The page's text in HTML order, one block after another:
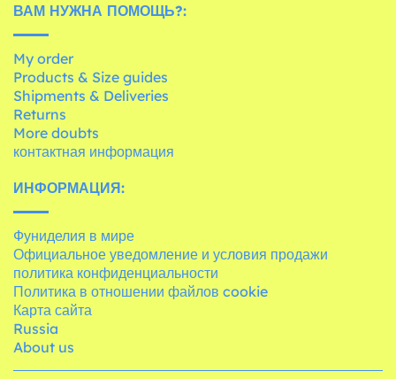
ВАМ НУЖНА ПОМОЩЬ?:
My order
Products & Size guides
Shipments & Deliveries
Returns
More doubts
контактная информация
ИНФОРМАЦИЯ:
Фуниделия в мире
Официальное уведомление и условия продажи
политика конфиденциальности
Политика в отношении файлов cookie
Карта сайта
Russia
About us